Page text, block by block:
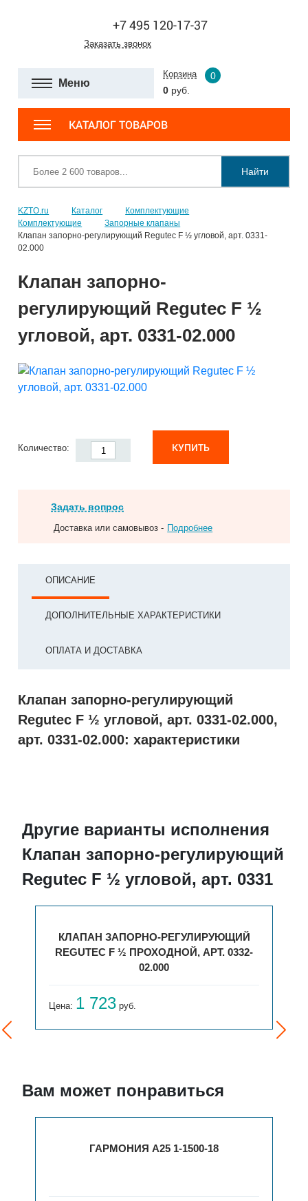
+7 495 120-17-37
Заказать звонок
Меню
Корзина
0
0 руб.
КАТАЛОГ ТОВАРОВ
Найти
KZTO.ru Каталог
Комплектующие
Комплектующие
Запорные клапаны
Клапан запорно-регулирующий Regutec F ½ угловой, арт. 0331-
02.000
Клапан запорно-
регулирующий Regutec F ½
угловой, арт. 0331-02.000
Количество: КУПИТЬ
Задать вопрос
Доставка или самовывоз - Подробнее
ОПИСАНИЕ
ДОПОЛНИТЕЛЬНЫЕ ХАРАКТЕРИСТИКИ
ОПЛАТА И ДОСТАВКА
Клапан запорно-регулирующий
Regutec F ½ угловой, арт. 0331-02.000,
арт. 0331-02.000: характеристики
Другие варианты исполнения
Клапан запорно-регулирующий
Regutec F ½ угловой, арт. 0331
КЛАПАН ЗАПОРНО-
REGUTEC F ¾ ПРОХОДНОЙ, АРТ.
Цена:
Вам может понравиться
ГАРМОНИЯ А25 1-1500-18